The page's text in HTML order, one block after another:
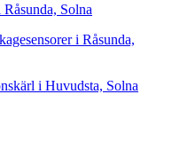
Solna
i Råsunda,
i Huvudsta, Solna